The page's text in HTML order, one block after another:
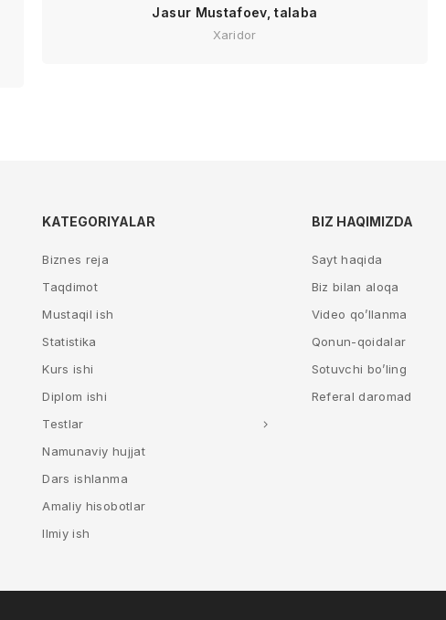
Jasur Mustafoev, talaba
Xaridor
KATEGORIYALAR
Biznes reja
Taqdimot
Mustaqil ish
Statistika
Kurs ishi
Diplom ishi
Testlar
Namunaviy hujjat
Dars ishlanma
Amaliy hisobotlar
Ilmiy ish
BIZ HAQIMIZDA
Sayt haqida
Biz bilan aloqa
Video qo’llanma
Qonun-qoidalar
Sotuvchi bo’ling
Referal daromad